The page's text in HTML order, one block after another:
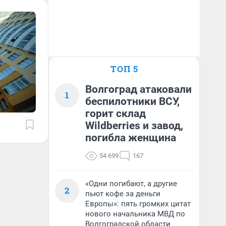
ТОП 5
1
Волгоград атаковали
беспилотники ВСУ,
горит склад
Wildberries и завод,
погибла женщина
54 699 167
2
«Одни погибают, а другие
пьют кофе за деньги
Европы»: пять громких цитат
нового начальника МВД по
Волгоградской области